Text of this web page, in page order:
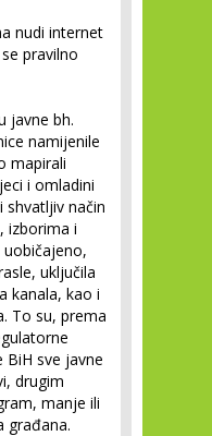
nudi internet
pravilno
javne bh.
namijenile
mapirali
i omladini
shvatljiv način
izborima i
uključila
kanala, kao i
To su, prema
BiH sve javne
drugim
manje ili
građana.